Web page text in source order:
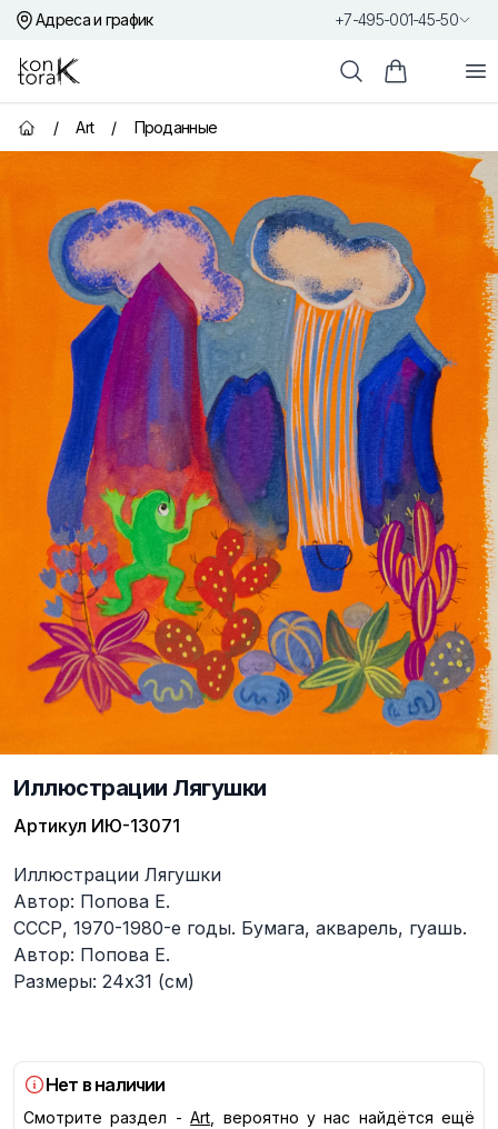
Адреса и график +7-495-001-45-50
Контора К
ПоискКорзина
Главная страница
/ Art / Проданные
Иллюстрации Лягушки
Артикул ИЮ-13071
Описание
Иллюстрации Лягушки
Автор: Попова Е.
СССР, 1970-1980-е годы. Бумага, акварель, гуашь.
Автор: Попова Е.
Размеры: 24х31 (см)
Нет в наличии
Смотрите раздел - Art , вероятно у нас найдётся ещё